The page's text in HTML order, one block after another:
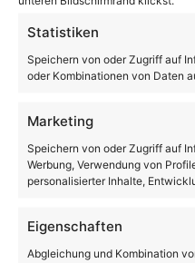
Statistiken
Speichern von oder Zugriff auf
oder Kombinationen von Daten
Marketing
Speichern von oder Zugriff auf
Werbung, Verwendung von
personalisierter Inhalte,
Eigenschaften
Abgleichung und Kombination